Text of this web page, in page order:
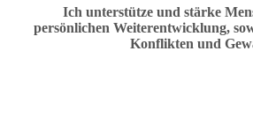
Ich unterstütze und stärke
persönlichen Weiterentwicklung,
Konflikten und